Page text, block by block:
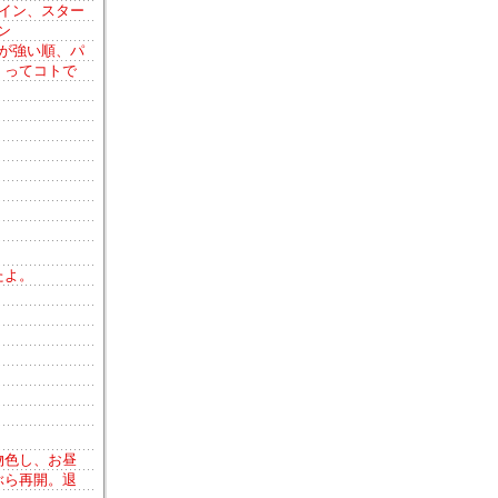
ン、スター
強い順、パ
ってコトで
。
し、お昼
再開。退